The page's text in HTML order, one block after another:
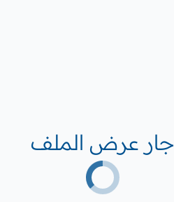
جار عرض الملف